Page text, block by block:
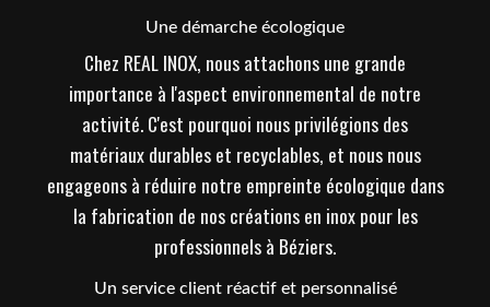
Une démarche écologique
Chez REAL INOX, nous attachons une grande
importance à l'aspect environnemental de notre
activité. C'est pourquoi nous privilégions des
matériaux durables et recyclables, et nous nous
engageons à réduire notre empreinte écologique dans
la fabrication de nos créations en inox pour les
professionnels à Béziers.
Un service client réactif et personnalisé